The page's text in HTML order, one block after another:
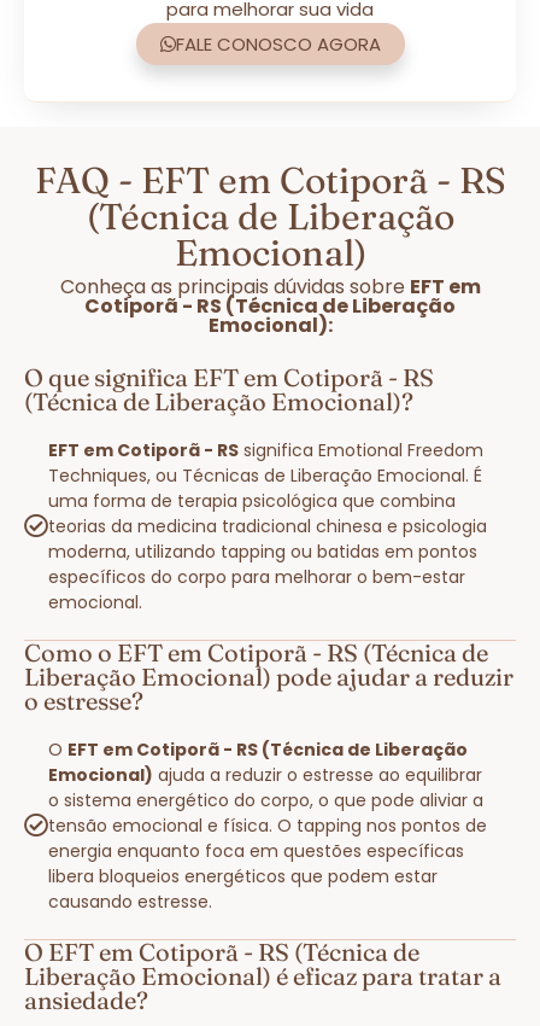
para melhorar sua vida
FALE CONOSCO AGORA
FAQ - EFT em Cotiporã - RS
(Técnica de Liberação
Emocional)
Conheça as principais dúvidas sobre EFT em
Cotiporã - RS (Técnica de Liberação
Emocional):
O que significa EFT em Cotiporã - RS
(Técnica de Liberação Emocional)?
EFT em Cotiporã - RS significa Emotional Freedom
Techniques, ou Técnicas de Liberação Emocional. É
uma forma de terapia psicológica que combina
teorias da medicina tradicional chinesa e psicologia
moderna, utilizando tapping ou batidas em pontos
específicos do corpo para melhorar o bem-estar
emocional.
Como o EFT em Cotiporã - RS (Técnica de
Liberação Emocional) pode ajudar a reduzir
o estresse?
O EFT em Cotiporã - RS (Técnica de Liberação
Emocional) ajuda a reduzir o estresse ao equilibrar
o sistema energético do corpo, o que pode aliviar a
tensão emocional e física. O tapping nos pontos de
energia enquanto foca em questões específicas
libera bloqueios energéticos que podem estar
causando estresse.
O EFT em Cotiporã - RS (Técnica de
Liberação Emocional) é eficaz para tratar a
ansiedade?